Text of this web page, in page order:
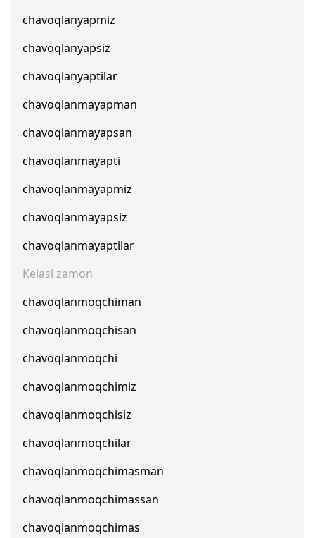
chavoqlanyapmiz
chavoqlanyapsiz
chavoqlanyaptilar
chavoqlanmayapman
chavoqlanmayapsan
chavoqlanmayapti
chavoqlanmayapmiz
chavoqlanmayapsiz
chavoqlanmayaptilar
Kelasi zamon
chavoqlanmoqchiman
chavoqlanmoqchisan
chavoqlanmoqchi
chavoqlanmoqchimiz
chavoqlanmoqchisiz
chavoqlanmoqchilar
chavoqlanmoqchimasman
chavoqlanmoqchimassan
chavoqlanmoqchimas